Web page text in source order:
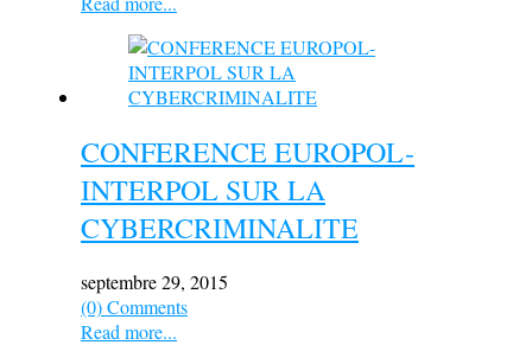
CONFERENCE EUROPOL-
INTERPOL SUR LA
CYBERCRIMINALITE
septembre 29, 2015
(0) Comments
Read more...